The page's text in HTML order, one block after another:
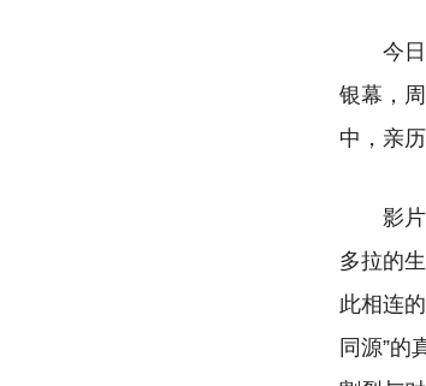
今
银幕，
中，亲
影
多拉的
此相连
同源”的